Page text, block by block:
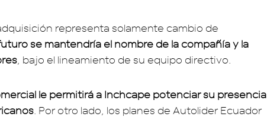
representa solamente cambio de
se mantendría el nombre de la compañía y la
, bajo el lineamiento de su equipo directivo.
le permitirá a Inchcape potenciar su presencia
. Por otro lado, los planes de Autolider Ecuador